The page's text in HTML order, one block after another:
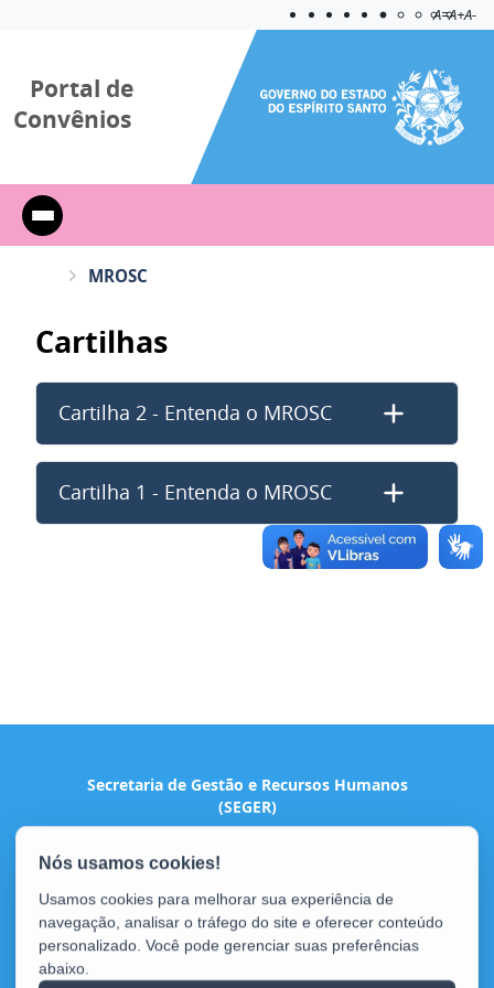
Aplicar
A=A+A-
Portal de
Convênios
MROSC
Cartilhas
Cartilha 2 - Entenda o MROSC
Cartilha 1 - Entenda o MROSC
Secretaria de Gestão e Recursos Humanos
(SEGER)
CEP: 29045-160 - Vitória / ES
Tel.: (27) 3636-5201 / 3636-5202
Usamos cookies para melhorar sua experiência de
navegação, analisar o tráfego do site e oferecer conteúdo
personalizado. Você pode gerenciar suas preferências
abaixo.